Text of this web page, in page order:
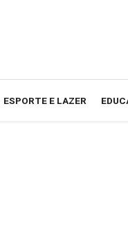
ESPORTE E LAZER